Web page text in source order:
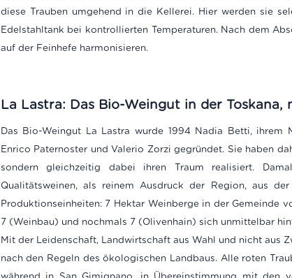
diese Trauben umgehend in die Kellerei. Hier werden sie
Edelstahltank bei kontrollierten Temperaturen. Nach dem
auf der Feinhefe harmonisieren.
La Lastra: Das Bio-Weingut in der Toskana,
Das Bio-Weingut La Lastra wurde 1994 Nadia Betti, ihrem
Enrico Paternoster und Valerio Zorzi gegründet. Sie haben
sondern gleichzeitig dabei ihren Traum realisiert.
Qualitätsweinen, als reinem Ausdruck der Region, aus
Produktionseinheiten: 7 Hektar Weinberge in der Gemeinde
7 (Weinbau) und nochmals 7 (Olivenhain) sich unmittelbar
Mit der Leidenschaft, Landwirtschaft aus Wahl und nicht aus
nach den Regeln des ökologischen Landbaus. Alle roten
während in San Gimignano, in Übereinstimmung mit den